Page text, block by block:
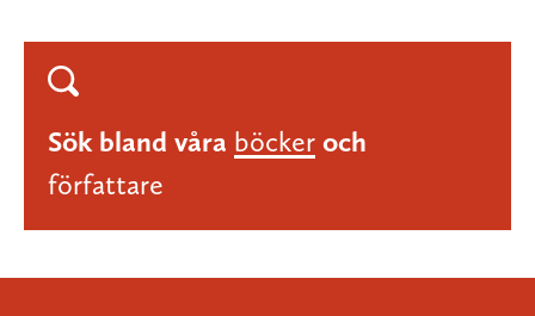
Sök bland våra böcker och
författare